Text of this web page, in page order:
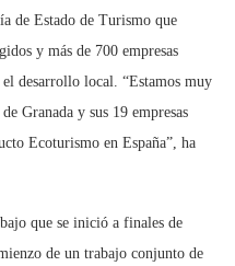
de Estado de Turismo que
y más de 700 empresas
desarrollo local. “Estamos muy
Granada y sus 19 empresas
Ecoturismo en España”, ha
que se inició a finales de
de un trabajo conjunto de